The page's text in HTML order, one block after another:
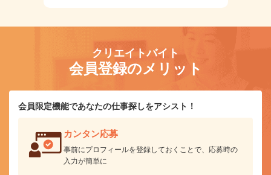
クリエイトバイト
会員登録のメリット
会員限定機能であなたの仕事探しをアシスト！
カンタン応募
事前にプロフィールを登録しておくことで、応募時の
入力が簡単に